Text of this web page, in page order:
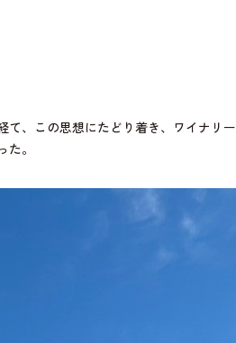
て、この思想にたどり着き、ワイナリー
。